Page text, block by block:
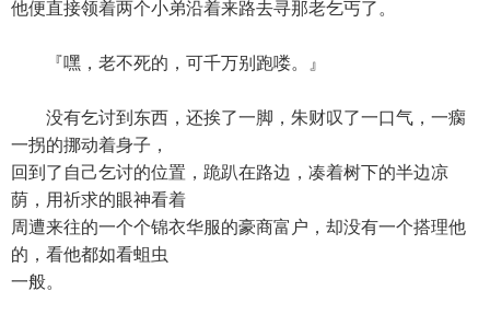
他便直接领着两个小弟沿着来路去寻那老乞丐了。
『嘿，老不死的，可千万别跑喽。』
没有乞讨到东西，还挨了一脚，朱财叹了一口气，一瘸
一拐的挪动着身子，
回到了自己乞讨的位置，跪趴在路边，凑着树下的半边凉
荫，用祈求的眼神看着
周遭来往的一个个锦衣华服的豪商富户，却没有一个搭理他
的，看他都如看蛆虫
一般。